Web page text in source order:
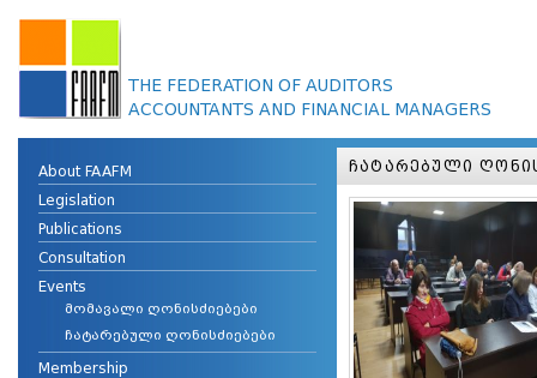
THE FEDERATION OF AUDITORS
ACCOUNTANTS AND FINANCIAL MANAGERS
About FAAFM
Legislation
Publications
Consultation
Events
მომავალი ღონისძიებები
ჩატარებული ღონისძიებები
Membership
ᲩᲐᲢᲐᲠᲔᲑᲣᲚᲘ